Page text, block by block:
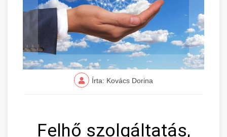
Írta: Kovács Dorina
Felhő szolgáltatás,